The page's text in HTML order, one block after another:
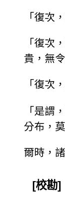
「復次
「復次
貴，無
「復次
「是謂
分布，
爾時，
[校勘]